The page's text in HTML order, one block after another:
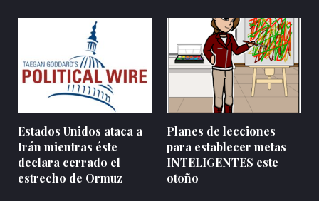
Estados Unidos ataca a
Irán mientras éste
declara cerrado el
estrecho de Ormuz
Planes de lecciones
para establecer metas
INTELIGENTES este
otoño